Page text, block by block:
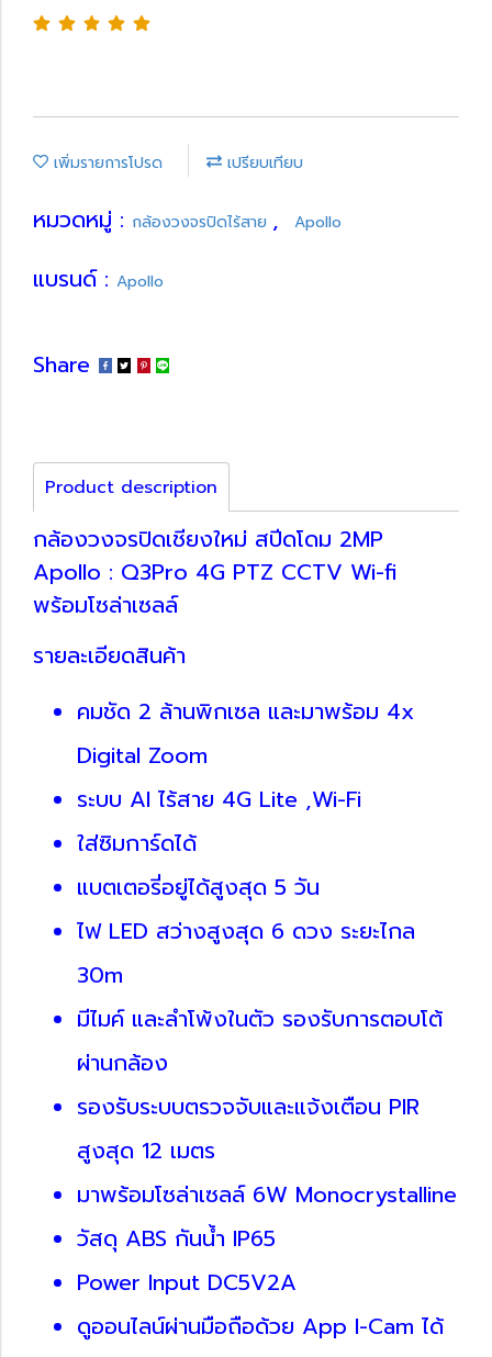
เพิ่มรายการโปรด เปรียบเทียบ
หมวดหมู่ : กล้องวงจรปิดไร้สาย , Apollo
แบรนด์ : Apollo
Share
Product description
กล้องวงจรปิดเชียงใหม่ สปีดโดม 2MP
Apollo : Q3Pro 4G PTZ CCTV Wi-fi
พร้อมโซล่าเซลล์
รายละเอียดสินค้า
คมชัด 2 ล้านพิกเซล และมาพร้อม 4x
Digital Zoom
ระบบ AI ไร้สาย 4G Lite ,Wi-Fi
ใส่ซิมการ์ดได้
แบตเตอรี่อยู่ได้สูงสุด 5 วัน
ไฟ LED สว่างสูงสุด 6 ดวง ระยะไกล
30m
มีไมค์ และลำโพ้งในตัว รองรับการตอบโต้
ผ่านกล้อง
รองรับระบบตรวจจับและแจ้งเตือน PIR
สูงสุด 12 เมตร
มาพร้อมโซล่าเซลล์ 6W Monocrystalline
วัสดุ ABS กันน้ำ IP65
Power Input DC5V2A
ดูออนไลน์ผ่านมือถือด้วย App I-Cam ได้